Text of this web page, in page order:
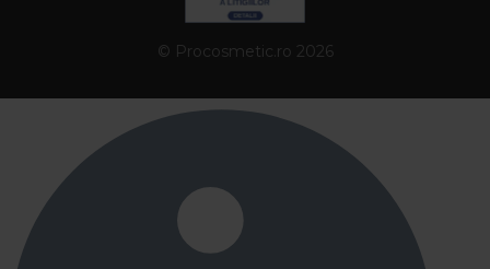
© Procosmetic.ro 2026